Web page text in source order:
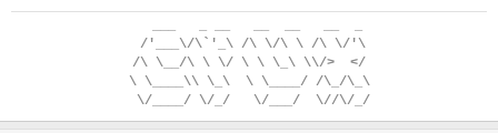
/'___\/\`'_\ /\ \/\ \ /\ \/'\
/\ \__/\ \ \/ \ \ \_\ \\/>
</
\. \____\\. \_\.. \. \____/ /\_/\_\
\/____/ \/_/ \/___/ \//\/_/